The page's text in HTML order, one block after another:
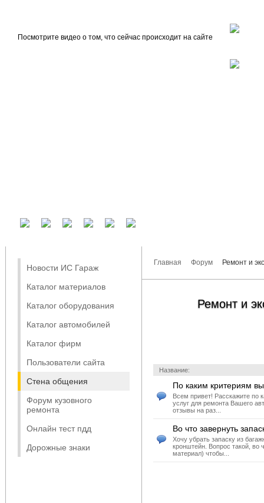
Посмотрите видео о том, что сейчас происходит на сайте
Новости ИС Гараж
Каталог материалов
Каталог оборудования
Каталог автомобилей
Каталог фирм
Пользователи сайта
Стена общения
Форум кузовного
ремонта
Онлайн тест пдд
Дорожные знаки
Главная Форум Ремонт и
Ремонт и
Название:
По каким критериям
Всем привет! Расскажите по
услуг для ремонта Вашего
отзывы на раз...
Во что завернуть
Хочу убрать запаску из
кронштейн. Вопрос такой, во
материал) чтобы...